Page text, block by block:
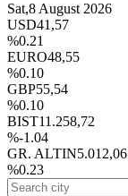
Sat,8 August 2026
USD41,57
%0.21
EURO48,55
%0.10
GBP55,54
%0.10
BIST11.258,72
%-1.04
GR. ALTIN5.012,06
%0.23